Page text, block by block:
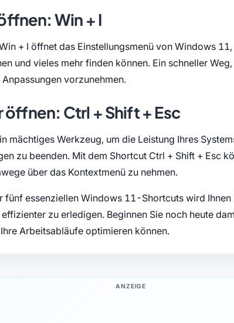
Win + I
+ I öffnet das Einstellungsmenü von Windows
und vieles mehr finden können. Ein schneller
vorzunehmen.
Ctrl + Shift + Esc
mächtiges Werkzeug, um die Leistung Ihres
zu beenden. Mit dem Shortcut Ctrl + Shift + Esc
über das Kontextmenü zu nehmen.
fünf essenziellen Windows 11-Shortcuts wird Ihnen
zu erledigen. Beginnen Sie noch heute
Arbeitsabläufe optimieren können.
ANZEIGE